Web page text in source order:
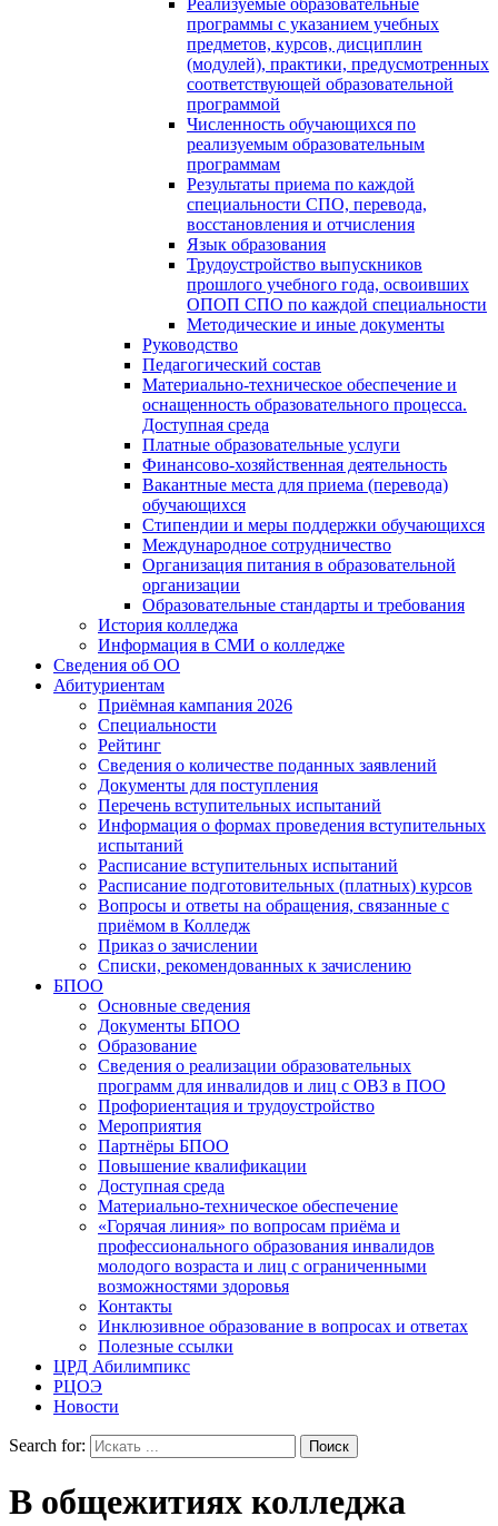
Реализуемые образовательные
программы с указанием учебных
предметов, курсов, дисциплин
(модулей), практики, предусмотренных
соответствующей образовательной
программой
Численность обучающихся по
реализуемым образовательным
программам
Результаты приема по каждой
специальности СПО, перевода,
восстановления и отчисления
Язык образования
Трудоустройство выпускников
прошлого учебного года, освоивших
ОПОП СПО по каждой специальности
Методические и иные документы
Руководство
Педагогический состав
Материально-техническое обеспечение и
оснащенность образовательного процесса.
Доступная среда
Платные образовательные услуги
Финансово-хозяйственная деятельность
Вакантные места для приема (перевода)
обучающихся
Стипендии и меры поддержки обучающихся
Международное сотрудничество
Организация питания в образовательной
организации
Образовательные стандарты и требования
История колледжа
Информация в СМИ о колледже
Сведения об ОО
Абитуриентам
Приёмная кампания 2026
Специальности
Рейтинг
Сведения о количестве поданных заявлений
Документы для поступления
Перечень вступительных испытаний
Информация о формах проведения вступительных
испытаний
Расписание вступительных испытаний
Расписание подготовительных (платных) курсов
Вопросы и ответы на обращения, связанные с
приёмом в Колледж
Приказ о зачислении
Списки, рекомендованных к зачислению
БПОО
Основные сведения
Документы БПОО
Образование
Сведения о реализации образовательных
программ для инвалидов и лиц с ОВЗ в ПОО
Профориентация и трудоустройство
Мероприятия
Партнёры БПОО
Повышение квалификации
Доступная среда
Материально-техническое обеспечение
«Горячая линия» по вопросам приёма и
профессионального образования инвалидов
молодого возраста и лиц с ограниченными
возможностями здоровья
Контакты
Инклюзивное образование в вопросах и ответах
Полезные ссылки
ЦРД Абилимпикс
РЦОЭ
Новости
Search for:
В общежитиях колледжа